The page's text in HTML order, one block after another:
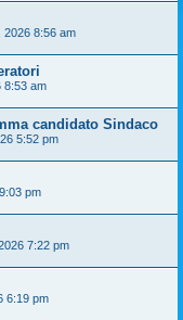
2026 8:56 am
8:53 am
candidato Sindaco
5:52 pm
pm
7:22 pm
6:19 pm